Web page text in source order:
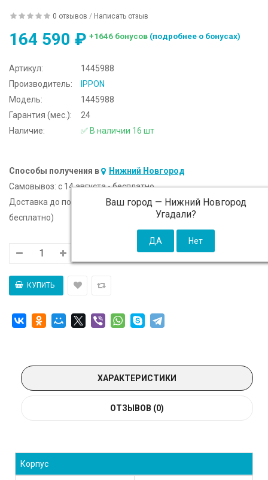
0 отзывов / Написать отзыв
164 590 ₽ +1646 бонусов (подробнее о бонусах)
Артикул:
1445988
Производитель:
IPPON
Модель:
1445988
Гарантия (мес.):
24
Наличие:
✅ В наличии 16 шт
Способы получения в Нижний Новгород
Ваш город — Нижний Новгород
Угадали?
Самовывоз: c 14 августа - бесплатно
Доставка до подъезда:
c 14 августа - 300 ₽ (от 5 000 ₽
бесплатно)
ХАРАКТЕРИСТИКИ
ОТЗЫВОВ (0)
Корпус